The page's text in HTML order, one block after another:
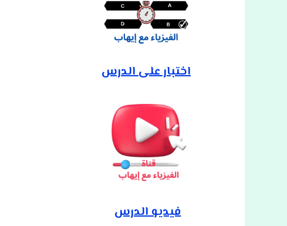
اختبار على الدرس
فيديو الدرس